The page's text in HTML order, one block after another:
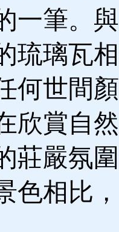
一筆。
琉璃瓦
何世間
欣賞自
莊嚴氛
色相比